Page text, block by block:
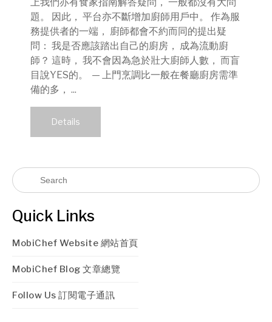
題。 因此， 平台亦不斷增加廚師用戶中。 作為服
務提供者的一端， 廚師都會不約而同的提出疑
問： 我是否應該踏出自己的廚房， 成為流動廚
師？ 這時， 我不會因為急於壯大廚師人數， 而盲
目說YES的。 — 上門烹調比一般在餐廳廚房需準
備的多， ...
Details
Quick Links
MobiChef Website 網站首頁
MobiChef Blog 文章總覽
Follow Us 訂閱電子通訊